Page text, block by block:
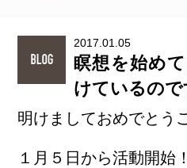
2017.01.05
瞑想を始め
けているの
明けましておめでとう
１月５日から活動開始